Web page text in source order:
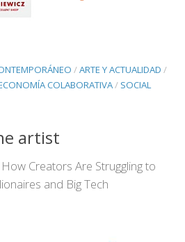
/ARTE Y ACTUALIDAD /
COLABORATIVA/ SOCIAL
artist
Creators Are Struggling to
and Big Tech